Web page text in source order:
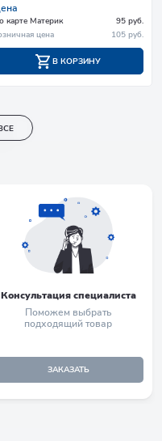
карте Материк
95 руб.
цена
105 руб.
В КОРЗИНУ
Консультация специалиста
Поможем выбрать
подходящий товар
ЗАКАЗАТЬ